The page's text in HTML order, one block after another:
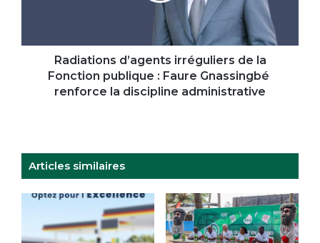
Faure
Gnassingbé
renforce
Radiations d’agents irréguliers de la
Fonction publique : Faure Gnassingbé
renforce la discipline administrative
Articles similaires